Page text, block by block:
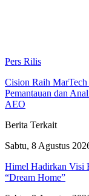
Pers Rilis
Cision Raih
Pemantauan dan
AEO
Berita Terkait
Sabtu, 8 Agustus
Himel Hadirkan Visi
“Dream Home”